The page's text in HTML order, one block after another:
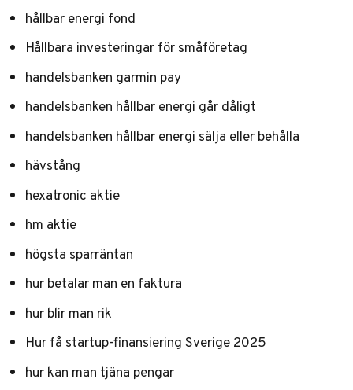
hållbar energi fond
Hållbara investeringar för småföretag
handelsbanken garmin pay
handelsbanken hållbar energi går dåligt
handelsbanken hållbar energi sälja eller behålla
hävstång
hexatronic aktie
hm aktie
högsta sparräntan
hur betalar man en faktura
hur blir man rik
Hur få startup-finansiering Sverige 2025
hur kan man tjäna pengar